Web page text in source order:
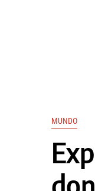
MUNDO